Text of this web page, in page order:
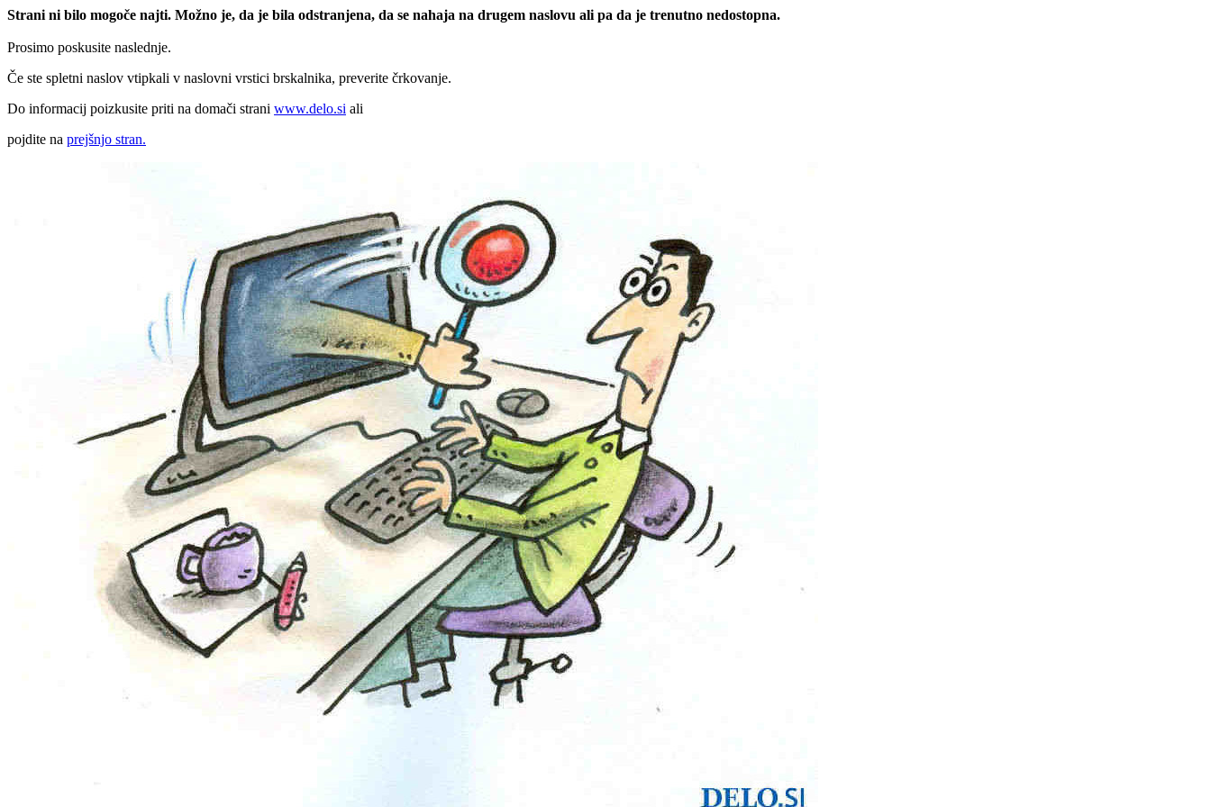
Strani ni bilo mogoče najti. Možno je, da je bila odstranjena, da se nahaja na drugem naslovu ali pa da je trenutno nedostopna.
Prosimo poskusite naslednje.
Če ste spletni naslov vtipkali v naslovni vrstici brskalnika, preverite črkovanje.
Do informacij poizkusite priti na domači strani www.delo.si ali
pojdite na prejšnjo stran.